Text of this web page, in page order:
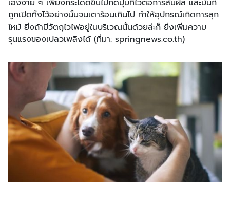
เองง่าย ๆ เพียงกระโดดขึ้นไปกดปุ่มที่ไวต่อการสัมผัส และมันก็
ถูกเปิดทิ้งไว้อย่างนั้นจนเตาร้อนเกินไป ทำให้อุปกรณ์เกิดการลุก
ไหม้ ยิ่งถ้ามีวัตถุไวไฟอยู่ในบริเวณนั้นด้วยล่ะก็ ยิ่งเพิ่มความ
รุนแรงของเปลวเพลิงได้ (ที่มา: springnews.co.th)